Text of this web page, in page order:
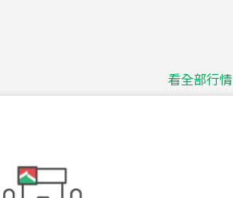
看全部行情
台北市中山區長春路